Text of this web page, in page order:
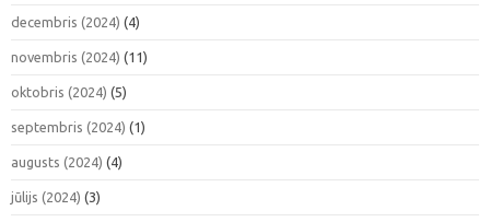
decembris (2024) (4)
novembris (2024) (11)
oktobris (2024) (5)
septembris (2024) (1)
augusts (2024) (4)
jūlijs (2024) (3)